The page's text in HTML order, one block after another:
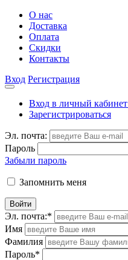
О нас
Доставка
Оплата
Скидки
Контакты
Вход Регистрация
Вход в личный кабинет
Зарегистрироваться
Эл. почта:
Пароль
Забыли пароль
Запомнить меня
Войти
Эл. почта:*
Имя
Фамилия
Пароль*